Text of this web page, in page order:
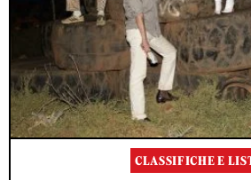
CLASSIFICHE E